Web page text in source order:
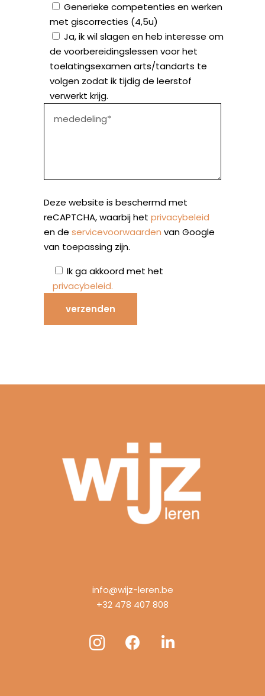
Generieke competenties en werken
met giscorrecties (4,5u)
Ja, ik wil slagen en heb interesse om
de voorbereidingslessen voor het
toelatingsexamen arts/tandarts te
volgen zodat ik tijdig de leerstof
verwerkt krijg.
Deze website is beschermd met
reCAPTCHA, waarbij het privacybeleid
en de servicevoorwaarden van Google
van toepassing zijn.
Ik ga akkoord met het
privacybeleid.
verzenden
info@wijz-leren.be
+32 478 407 808